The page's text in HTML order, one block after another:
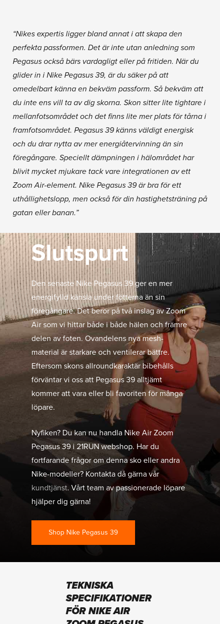
“Nikes expertis ligger bland annat i att skapa den
perfekta passformen. Det är inte utan anledning som
Pegasus också bärs vardagligt eller på fritiden. När du
glider in i Nike Pegasus 39, är du säker på att
omedelbart känna en bekväm passform. Så bekväm att
du inte ens vill ta av dig skorna. Skon sitter lite tightare i
mellanfotsområdet och det finns lite mer plats för tårna i
framfotsområdet. Pegasus 39 känns väldigt energisk
och du drar nytta av mer energiåtervinning än sin
föregångare. Speciellt dämpningen i hälområdet har
blivit mycket mjukare tack vare integrationen av ett
Zoom Air-element. Nike Pegasus 39 är bra för ett
uthållighetslopp, men också för din hastighetsträning på
gatan eller banan.”
Slutspurt
Den senaste Nike Pegasus 39 ger en mer
energifylld känsla under fötterna än sin
föregångare. Det beror på två inslag av Zoom
Air som vi hittar både i både hälen och främre
delen av foten. Ovandelens nya mesh-
material är starkare och ventilerar bättre.
Eftersom skons allroundkaraktär bibehålls
förväntar vi oss att Pegasus 39 alltjämt
kommer att vara eller bli favoriten för många
löpare.
Nyfiken? Du kan nu handla Nike Air Zoom
Pegasus 39 i 21RUN webshop. Har du
fortfarande frågor om denna sko eller andra
Nike-modeller? Kontakta då gärna vår
kundtjänst. Vårt team av passionerade löpare
hjälper dig gärna!
Shop Nike Pegasus 39
TEKNISKA
SPECIFIKATIONER
FÖR NIKE AIR